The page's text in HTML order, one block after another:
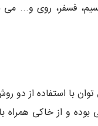
فسفر، روی و...
با استفاده از
بوده و از خاکی